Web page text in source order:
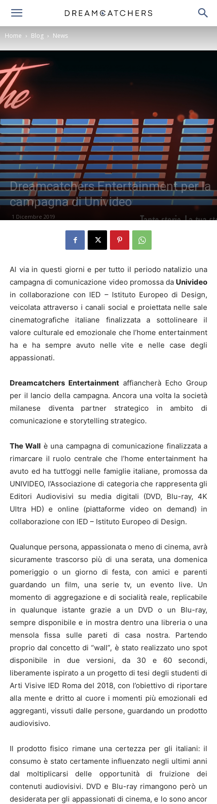
Home Blog News
Dreamcatchers Entertainment per la
campagna di Univideo
1 Dicembre 2019
Al via in questi giorni e per tutto il periodo natalizio una
campagna di comunicazione video promossa da Univideo
in collaborazione con IED – Istituto Europeo di Design,
veicolata attraverso i canali social e proiettata nelle sale
cinematografiche italiane finalizzata a sottolineare il
valore culturale ed emozionale che l’home entertainment
ha e ha sempre avuto nelle vite e nelle case degli
appassionati.
Dreamcatchers Entertainment affiancherà Echo Group
per il lancio della campagna. Ancora una volta la società
milanese diventa partner strategico in ambito di
comunicazione e storytelling strategico.
The Wall è una campagna di comunicazione finalizzata a
rimarcare il ruolo centrale che l’home entertainment ha
avuto ed ha tutt’oggi nelle famiglie italiane, promossa da
UNIVIDEO, l’Associazione di categoria che rappresenta gli
Editori Audiovisivi su media digitali (DVD, Blu-ray, 4K
Ultra HD) e online (piattaforme video on demand) in
collaborazione con IED – Istituto Europeo di Design.
Qualunque persona, appassionata o meno di cinema, avrà
sicuramente trascorso più di una serata, una domenica
pomeriggio o un giorno di festa, con amici e parenti
guardando un film, una serie tv, un evento live. Un
momento di aggregazione e di socialità reale, replicabile
in qualunque istante grazie a un DVD o un Blu-ray,
sempre disponibile e in mostra dentro una libreria o una
mensola fissa sulle pareti di casa nostra. Partendo
proprio dal concetto di “wall”, è stato realizzato uno spot
disponibile in due versioni, da 30 e 60 secondi,
liberamente ispirato a un progetto di tesi degli studenti di
Arti Visive IED Roma del 2018, con l’obiettivo di riportare
alla mente e dritto al cuore i momenti più emozionali ed
aggreganti, vissuti dalle persone, guardando un prodotto
audiovisivo.
Il prodotto fisico rimane una certezza per gli italiani: il
consumo è stato certamente influenzato negli ultimi anni
dal moltiplicarsi delle opportunità di fruizione dei
contenuti audiovisivi. DVD e Blu-ray rimangono però un
desiderata per gli appassionati di cinema, e lo sono ancor